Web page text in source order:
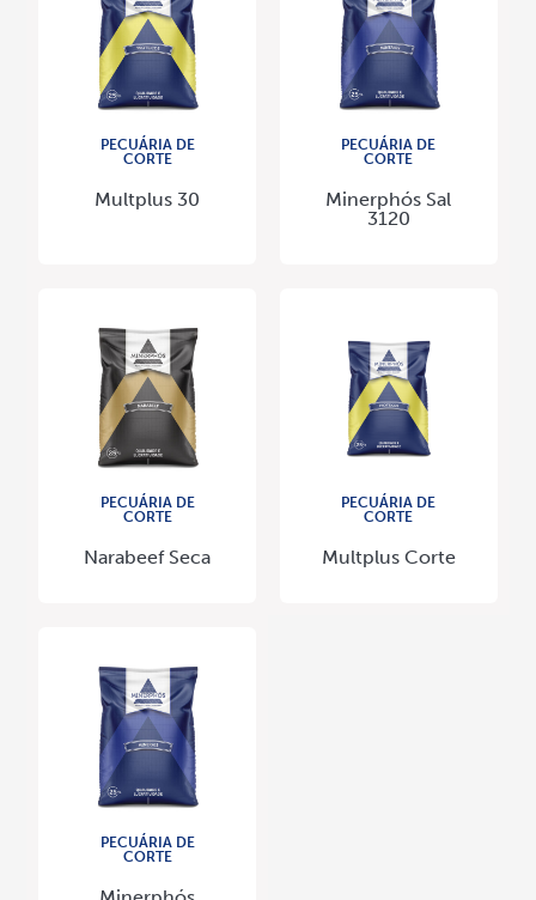
PECUÁRIA DE
CORTE
Multplus 30
PECUÁRIA DE
CORTE
Minerphós Sal
3120
PECUÁRIA DE
CORTE
Narabeef Seca
PECUÁRIA DE
CORTE
Multplus Corte
PECUÁRIA DE
CORTE